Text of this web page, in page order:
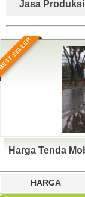
Jasa Produksi
SELLER
Harga Tenda
HARGA